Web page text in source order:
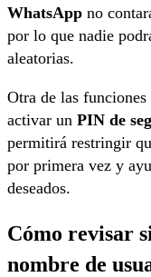
WhatsApp no
por lo que nadie
aleatorias.
Otra de las
activar un PIN de
permitirá restringir
por primera vez y
deseados.
Cómo revisar
nombre de